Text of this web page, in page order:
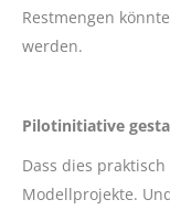
Restmengen
werden.
Pilotinitiative
Dass dies
Modellprojekte.